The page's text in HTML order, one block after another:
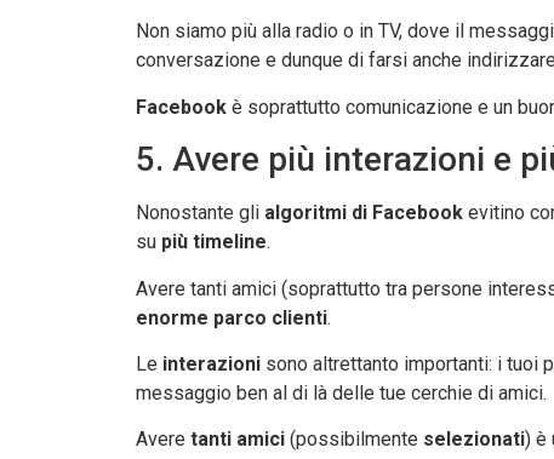
Non siamo più alla radio o in TV, dove il
conversazione e dunque di farsi anche
Facebook è soprattutto comunicazione e un
5. Avere più interazioni e
Nonostante gli algoritmi di Facebook evitino
su più timeline.
Avere tanti amici (soprattutto tra persone
enorme parco clienti.
Le interazioni sono altrettanto importanti: i tuoi
messaggio ben al di là delle tue cerchie di amici.
Avere tanti amici (possibilmente selezionati) è